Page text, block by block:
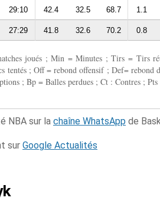
29:10 42.4 32.5 68.7 1.1
27:29 41.8 32.6 70.2 0.8
joués ; Min = Minutes ; Tirs = Tirs
tentés ; Off = rebond offensif ; Def=
; Bp = Balles perdues ; Ct : Contres ;
NBA sur la chaîne WhatsApp de
sur Google Actualités